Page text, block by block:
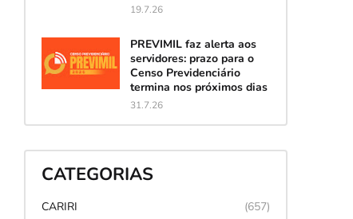
19.7.26
PREVIMIL faz alerta aos
servidores: prazo para o
Censo Previdenciário
termina nos próximos dias
31.7.26
CATEGORIAS
CARIRI
(657)